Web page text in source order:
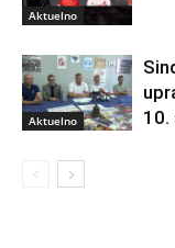
Aktuelno
Aktuelno
10.